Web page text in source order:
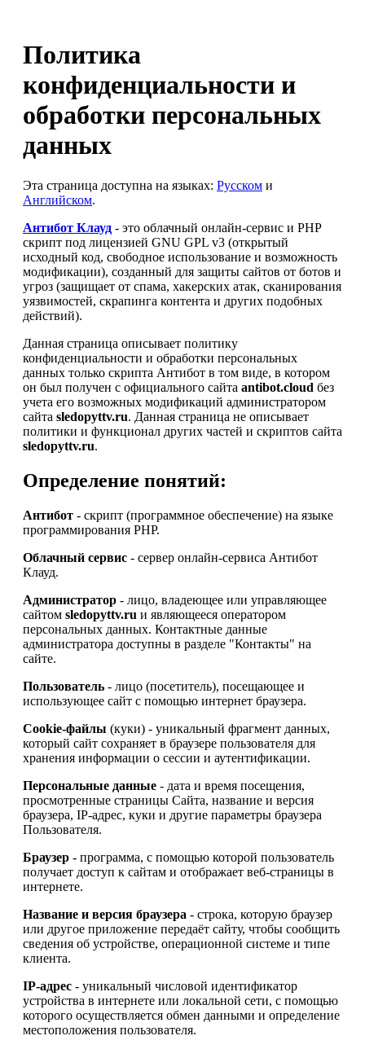
Политика
конфиденциальности и
обработки персональных
данных
Эта страница доступна на языках: Русском и
Английском.
Антибот Клауд - это облачный онлайн-сервис и PHP
скрипт под лицензией GNU GPL v3 (открытый
исходный код, свободное использование и возможность
модификации), созданный для защиты сайтов от ботов и
угроз (защищает от спама, хакерских атак, сканирования
уязвимостей, скрапинга контента и других подобных
действий).
Данная страница описывает политику
конфиденциальности и обработки персональных
данных только скрипта Антибот в том виде, в котором
он был получен с официального сайта antibot.cloud без
учета его возможных модификаций администратором
сайта sledopyttv.ru. Данная страница не описывает
политики и функционал других частей и скриптов сайта
sledopyttv.ru.
Определение понятий:
Антибот - скрипт (программное обеспечение) на языке
программирования PHP.
Облачный сервис - сервер онлайн-сервиса Антибот
Клауд.
Администратор - лицо, владеющее или управляющее
сайтом sledopyttv.ru и являющееся оператором
персональных данных. Контактные данные
администратора доступны в разделе "Контакты" на
сайте.
Пользователь - лицо (посетитель), посещающее и
использующее сайт с помощью интернет браузера.
Cookie-файлы (куки) - уникальный фрагмент данных,
который сайт сохраняет в браузере пользователя для
хранения информации о сессии и аутентификации.
Персональные данные - дата и время посещения,
просмотренные страницы Сайта, название и версия
браузера, IP-адрес, куки и другие параметры браузера
Пользователя.
Браузер - программа, с помощью которой пользователь
получает доступ к сайтам и отображает веб-страницы в
интернете.
Название и версия браузера - строка, которую браузер
или другое приложение передаёт сайту, чтобы сообщить
сведения об устройстве, операционной системе и типе
клиента.
IP-адрес - уникальный числовой идентификатор
устройства в интернете или локальной сети, с помощью
которого осуществляется обмен данными и определение
местоположения пользователя.